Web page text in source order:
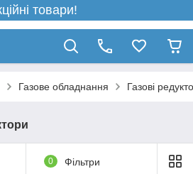
товари!
Газове обладнання Газові
0 Фільтри